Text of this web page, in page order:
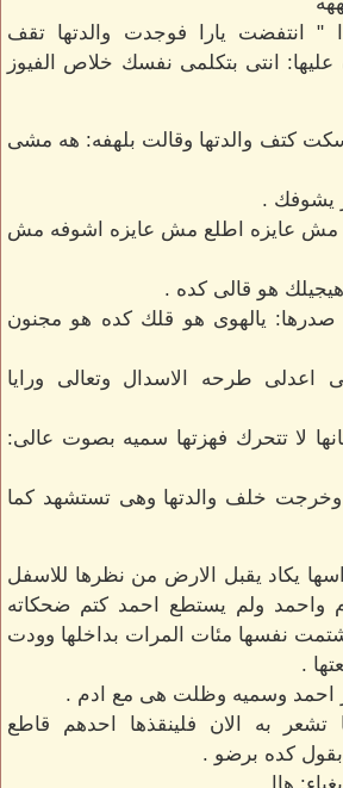
" انتفضت يارا فوجدت والدتها تقف
انتى بتكلمى نفسك خلاص الفيوز
كتف والدتها وقالت بلهفه: هه مشى
يشوفك .
مش عايزه اطلع مش عايزه اشوفه مش
هو قالى كده .
صدرها: يالهوى هو قلك كده هو مجنون
طرحه الاسدال وتعالى ورايا
لا تتحرك فهزتها سميه بصوت عالى:
خلف والدتها وهى تستشهد كما
يكاد يقبل الارض من نظرها للاسفل
واحمد ولم يستطع احمد كتم ضحكاته
نفسها مئات المرات بداخلها وودت
.
احمد وسميه وظلت هى مع ادم .
به الان فلينقذها احدهم قاطع
كده برضو .